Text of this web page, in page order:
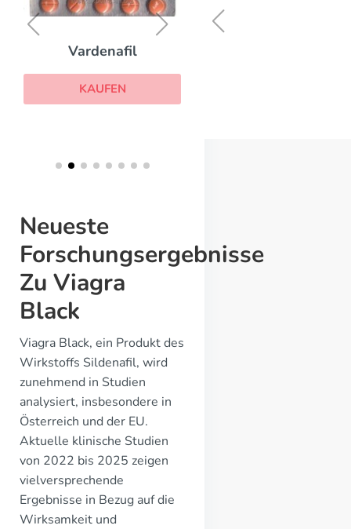
Vardenafil
KAUFEN
Neueste
Forschungsergebnisse
Zu Viagra
Black
Viagra Black, ein Produkt des
Wirkstoffs Sildenafil, wird
zunehmend in Studien
analysiert, insbesondere in
Österreich und der EU.
Aktuelle klinische Studien
von 2022 bis 2025 zeigen
vielversprechende
Ergebnisse in Bezug auf die
Wirksamkeit und